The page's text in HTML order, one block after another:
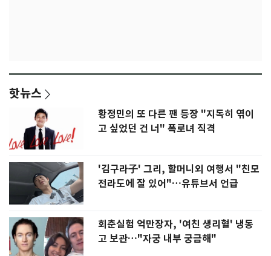
핫뉴스
황정민의 또 다른 팬 등장 "지독히 엮이
고 싶었던 건 너" 폭로녀 직격
'김구라子' 그리, 할머니외 여행서 "친모
전라도에 잘 있어"…유튜브서 언급
회춘실험 억만장자, '여친 생리혈' 냉동
고 보관…"자궁 내부 궁금해"